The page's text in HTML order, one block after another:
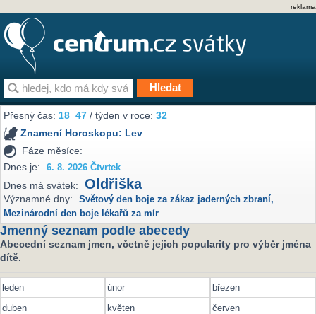
reklama
Přesný čas:18 47 / týden v roce:32
Znamení Horoskopu: Lev
Fáze měsíce:
Dnes je:
6. 8. 2026 Čtvrtek
Dnes má svátek: Oldřiška
Významné dny: Světový den boje za zákaz jaderných zbraní,
Mezinárodní den boje lékařů za mír
Jmenný seznam podle abecedy
Abecední seznam jmen, včetně jejich popularity pro výběr jména
dítě.
leden únor
březen
duben
květen
červen